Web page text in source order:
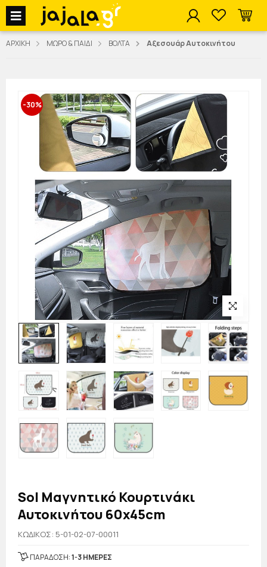
jajala Menu
ΑΡΧΙΚΗ ΜΩΡΟ & ΠΑΙΔΙ ΒΟΛΤΑ Αξεσουάρ Αυτοκινήτου
-30%
Sol Μαγνητικό Κουρτινάκι
Αυτοκινήτου 60x45cm
KΩΔΙΚΟΣ: 5-01-02-07-00011
ΠΑΡΑΔΟΣΗ:1-3 ΗΜΕΡΕΣ